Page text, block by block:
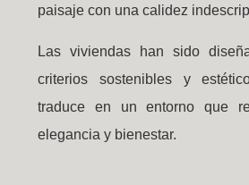
paisaje con una calidez
Las viviendas han sido
criterios sostenibles y
traduce en un entorno que
elegancia y bienestar.